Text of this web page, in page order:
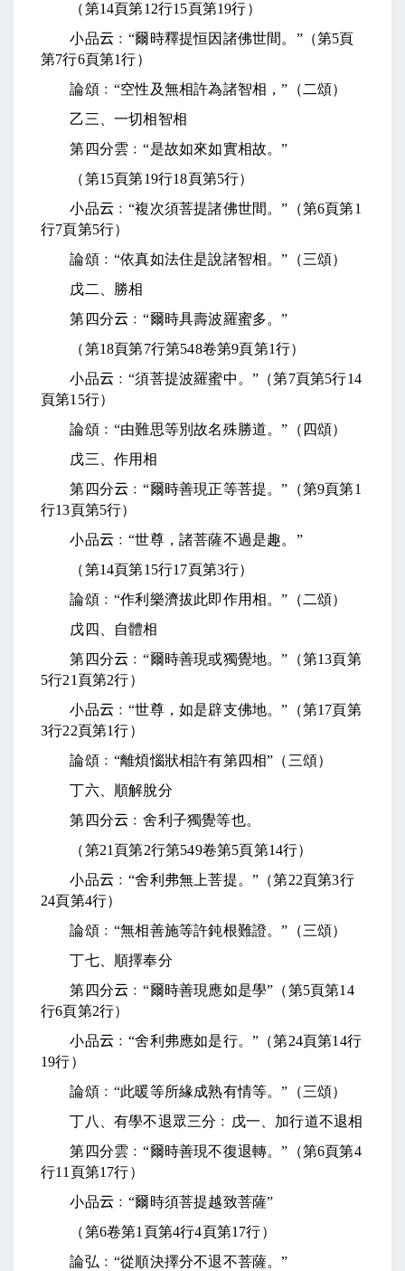
（第14頁第12行15頁第19行）
小品云 ﹕“爾時釋提恒因諸佛世間。”（第5頁
第7行6頁第1行）
論頌﹕“空性及無相許為諸智相，”（二頌）
乙三、一切相智相
第四分雲﹕“是故如來如實相故。”
（第15頁第19行18頁第5行）
小品云 ﹕“複次須菩提諸佛世間。”（第6頁第1
行7頁第5行）
論頌﹕“依真如法住是說諸智相。”（三頌）
戊二、勝相
第四分云 ﹕“爾時具壽波羅蜜多。”
（第18頁第7行第548卷第9頁第1行）
小品云 ﹕“須菩提波羅蜜中。”（第7頁第5行14
頁第15行）
論頌﹕“由難思等別故名殊勝道。”（四頌）
戊三、作用相
第四分云 ﹕“爾時善現正等菩提。”（第9頁第1
行13頁第5行）
小品云 ﹕“世尊，諸菩薩不過是趣。”
（第14頁第15行17頁第3行）
論頌﹕“作利樂濟拔此即作用相。”（二頌）
戊四、自體相
第四分云 ﹕“爾時善現或獨覺地。”（第13頁第
5行21 頁第2行）
小品云 ﹕“世尊，如是辟支佛地。”（第17頁第
3行22頁第1行）
論頌﹕“離煩惱狀相許有第四相”（三頌）
丁六、順解脫分
第四分云 ﹕舍利子獨覺等也。
（第21 頁第2行第549卷第5頁第14行）
小品云 ﹕“舍利弗無上菩提。”（第22頁第3行
24頁第4行）
論頌﹕“無相善施等許鈍根難證。”（三頌）
丁七、順擇奉分
第四分云 ﹕“爾時善現應如是學”（第5頁第14
行6頁第2行）
小品云 ﹕“舍利弗應如是行。”（第24頁第14行
19行）
論頌﹕“此暖等所緣成熟有情等。”（三頌）
丁八、有學不退眾三分﹕戊一、加行道不退相
第四分雲﹕“爾時善現不復退轉。”（第6頁第4
行11 頁第17行）
小品云 ﹕“爾時須菩提越致菩薩”
（第6卷第1 頁第4行4頁第17行）
論弘﹕“從順決擇分不退不菩薩。”